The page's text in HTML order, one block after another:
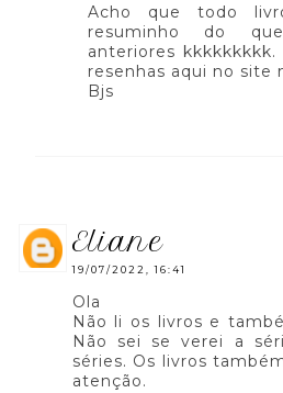
Acho que todo
resuminho do
anteriores
resenhas aqui no site
Bjs
eliane
19/07/2022, 16:41
Ola
Não li os livros e
Não sei se verei a
séries. Os livros
atenção.